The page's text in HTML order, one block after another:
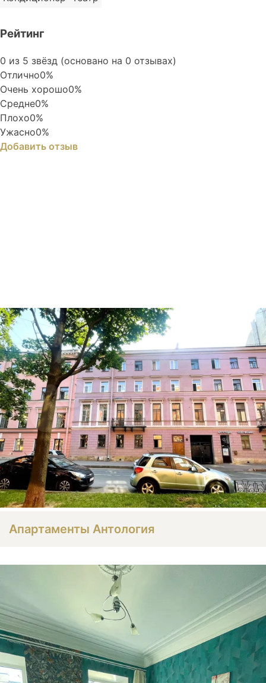
Рейтинг
Rated
0
out
of
5
0 из 5 звёзд (основано на 0 отзывах)
Отлично0%
Очень хорошо0%
Средне0%
Плохо0%
Ужасно0%
Добавить отзыв
Апартаменты Антология